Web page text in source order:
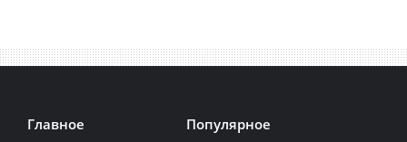
Главное Популярное